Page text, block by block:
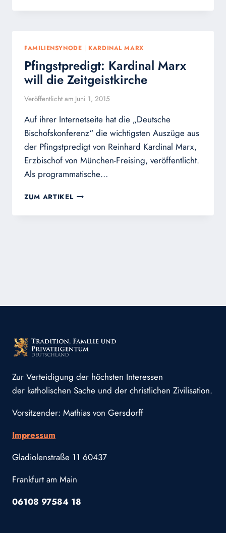
DER
VITAE
FAMILIENSYNODE | KARDINAL MARX
Pfingstpredigt: Kardinal Marx
will die Zeitgeistkirche
Veröffentlicht am Juni 1, 2015
Auf ihrer Internetseite hat die „Deutsche
Bischofskonferenz“ die wichtigsten Auszüge aus
der Pfingstpredigt von Reinhard Kardinal Marx,
Erzbischof von München-Freising, veröffentlicht.
Als programmatische…
ZUM ARTIKEL PFINGSTPREDIGT:
MARX
Zur Verteidigung der höchsten Interessen
der katholischen Sache und der christlichen Zivilisation.
Vorsitzender: Mathias von Gersdorff
Impressum
Gladiolenstraße 11 60437
Frankfurt am Main
06108 97584 18